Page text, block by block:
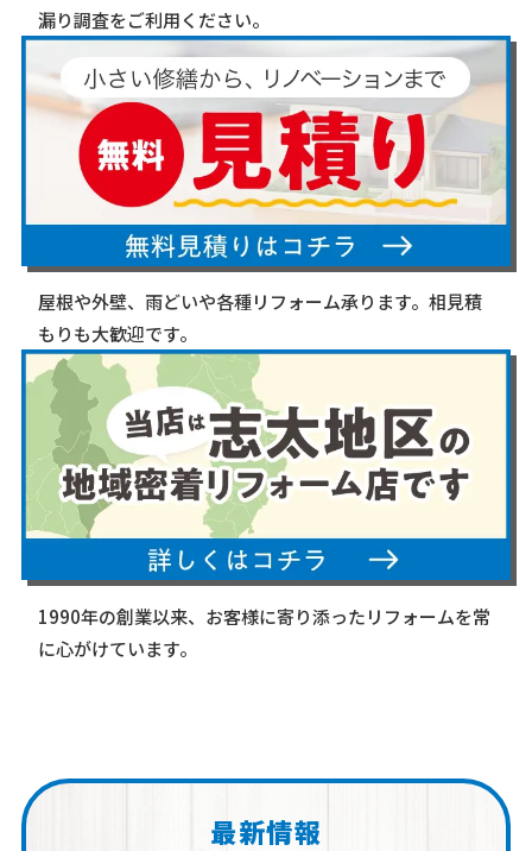
漏り調査をご利用ください。
屋根や外壁、雨どいや各種リフォーム承ります。相見積
もりも大歓迎です。
1990年の創業以来、お客様に寄り添ったリフォームを常
に心がけています。
最新情報